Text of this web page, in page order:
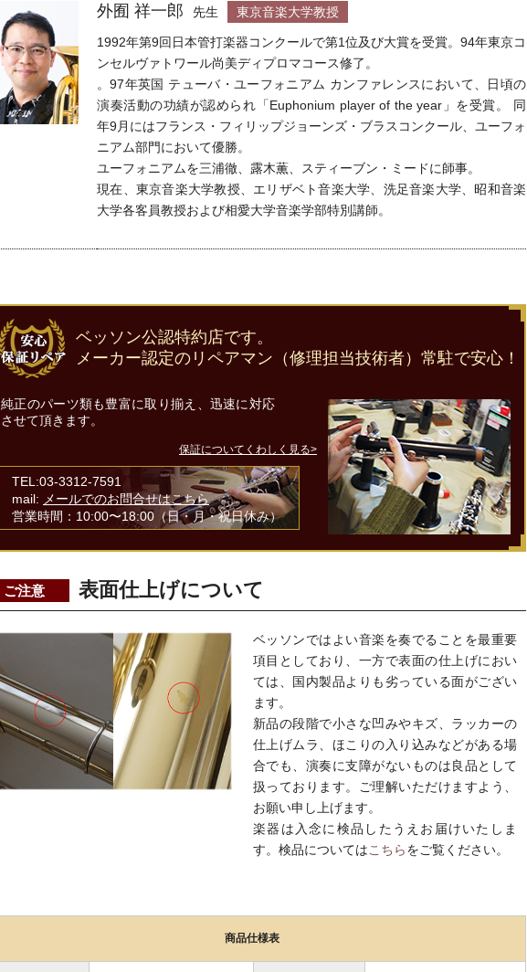
外囿 祥一郎 先生 東京音楽大学教授
1992年第9回日本管打楽器コンクールで第1位及び大賞を受賞。94年東京コ
ンセルヴァトワール尚美ディプロマコース修了。
。97年英国 テューバ・ユーフォニアム カンファレンスにおいて、日頃の
演奏活動の功績が認められ「Euphonium player of the year」を受賞。 同
年9月にはフランス・フィリップジョーンズ・ブラスコンクール、ユーフォ
ニアム部門において優勝。
ユーフォニアムを三浦徹、露木薫、スティーブン・ミードに師事。
現在、東京音楽大学教授、エリザベト音楽大学、洗足音楽大学、昭和音楽
大学各客員教授および相愛大学音楽学部特別講師。
ベッソン公認特約店です。
メーカー認定のリペアマン（修理担当技術者）常駐で安心！
純正のパーツ類も豊富に取り揃え、迅速に対応
させて頂きます。
保証についてくわしく見る>
TEL:03-3312-7591
mail: メールでのお問合せはこちら
営業時間：10:00〜18:00（日・月・祝日休み）
ご注意 表面仕上げについて
ベッソンではよい音楽を奏でることを最重要
項目としており、一方で表面の仕上げにおい
ては、国内製品よりも劣っている面がござい
ます。
新品の段階で小さな凹みやキズ、ラッカーの
仕上げムラ、ほこりの入り込みなどがある場
合でも、演奏に支障がないものは良品として
扱っております。ご理解いただけますよう、
お願い申し上げます。
楽器は入念に検品したうえお届けいたしま
す。検品についてはこちらをご覧ください。
商品仕様表